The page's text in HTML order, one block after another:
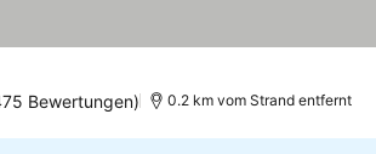
Bewertungen) 0.2 km vom Strand entfernt